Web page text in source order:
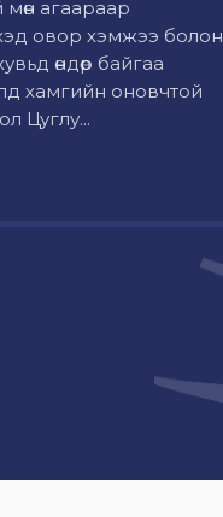
мөн агаараар
овор хэмжээ болон
өндөр байгаа
хамгийн оновчтой
Цуглу...